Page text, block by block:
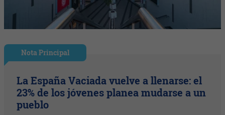
Nota Principal
La España Vaciada vuelve a llenarse: el
23% de los jóvenes planea mudarse a un
pueblo